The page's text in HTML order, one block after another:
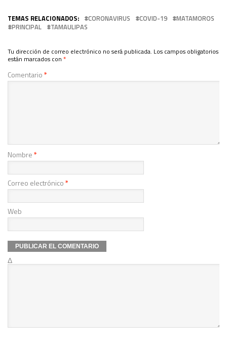
TEMAS RELACIONADOS: CORONAVIRUS COVID-19
MATAMOROS
PRINCIPAL
TAMAULIPAS
Tu dirección de correo electrónico no será publicada. Los campos obligatorios
están marcados con *
Comentario*
Nombre*
Correo electrónico*
Web
Δ